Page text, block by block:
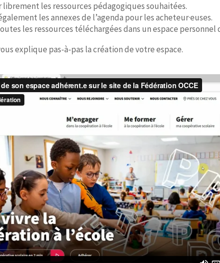
librement les ressources pédagogiques souhaitées.
les annexes de l’agenda pour les acheteur·euses.
les ressources téléchargées dans un espace personnel
explique pas-à-pas la création de votre espace.